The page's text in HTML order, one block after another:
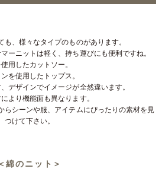
も、様々なタイプのものがあります。
ーニットは軽く、持ち運びにも便利ですね。
用したカットソー。
を使用したトップス。
デザインでイメージが全然違います。
より機能面も異なります。
らシーンや服、アイテムにぴったりの素材を見
つけて下さい。
綿のニット＞